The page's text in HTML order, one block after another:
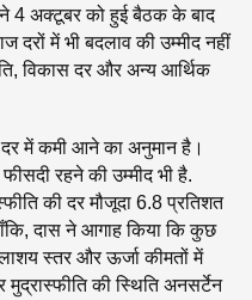
ने 4 अक्टूबर को हुई बैठक के बाद
में भी बदलाव की उम्मीद नहीं
विकास दर और अन्य आर्थिक
दर में कमी आने का अनुमान है।
रहने की उम्मीद भी है.
की दर मौजूदा 6.8 प्रतिशत
दास ने आगाह किया कि कुछ
स्तर और ऊर्जा कीमतों में
की स्थिति अनसर्टेन